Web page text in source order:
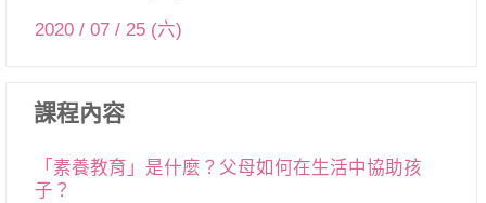
2020 / 07 / 25 (六)
課程內容
「素養教育」是什麼？父母如何在生活中協助孩
子？